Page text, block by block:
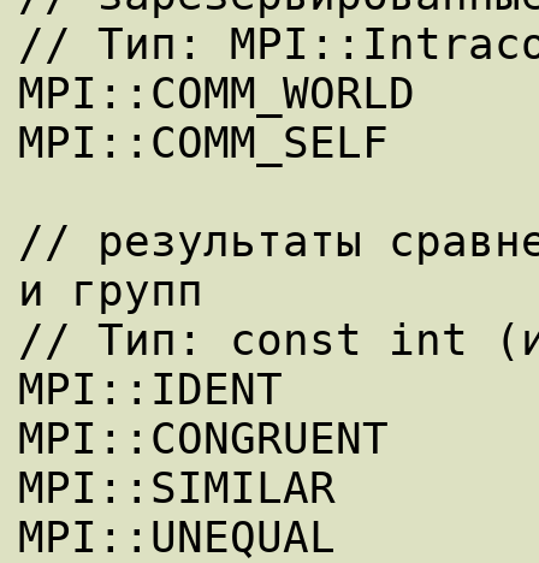
// Тип:
MPI::COMM_WORLD
MPI::COMM_SELF
// результаты
и групп
// Тип: const int
MPI::IDENT
MPI::CONGRUENT
MPI::SIMILAR
MPI::UNEQUAL